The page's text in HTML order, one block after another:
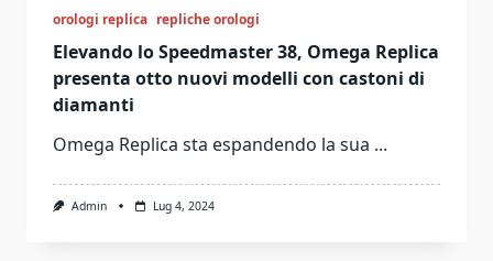
orologi replica repliche orologi
Elevando lo Speedmaster 38, Omega Replica
presenta otto nuovi modelli con castoni di
diamanti
Omega Replica sta espandendo la sua ...
Admin Lug 4, 2024